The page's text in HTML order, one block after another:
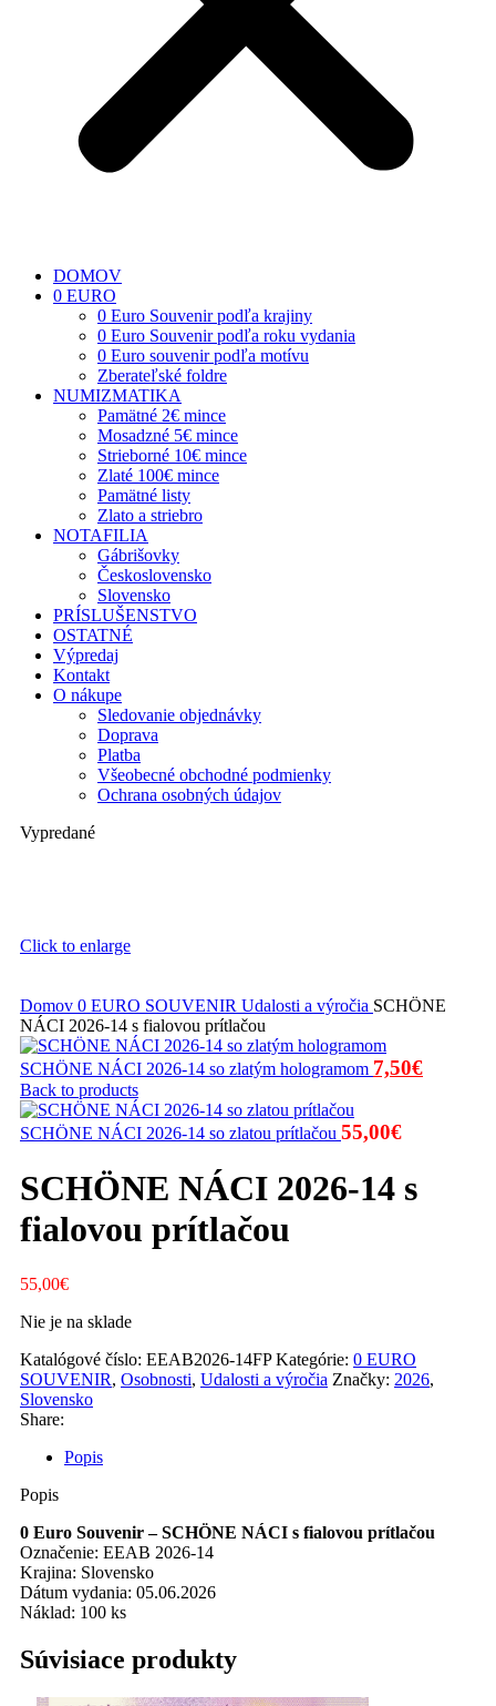
DOMOV
0 EURO
0 Euro Souvenir podľa krajiny
0 Euro Souvenir podľa roku vydania
0 Euro souvenir podľa motívu
Zberateľské foldre
NUMIZMATIKA
Pamätné 2€ mince
Mosadzné 5€ mince
Strieborné 10€ mince
Zlaté 100€ mince
Pamätné listy
Zlato a striebro
NOTAFILIA
Gábrišovky
Československo
Slovensko
PRÍSLUŠENSTVO
OSTATNÉ
Výpredaj
Kontakt
O nákupe
Sledovanie objednávky
Doprava
Platba
Všeobecné obchodné podmienky
Ochrana osobných údajov
Vypredané
Click to enlarge
Domov 0 EURO SOUVENIR Udalosti a výročia SCHÖNE
NÁCI 2026-14 s fialovou prítlačou
SCHÖNE NÁCI 2026-14 so zlatým hologramom Pôvodná
7,90€.
7,50€
Back to products
SCHÖNE NÁCI 2026-14 so zlatou prítlačou 55,00€
SCHÖNE NÁCI 2026-14 s
fialovou prítlačou
55,00€
Nie je na sklade
Katalógové číslo: EEAB2026-14FPKategórie: 0 EURO
SOUVENIR, Osobnosti, Udalosti a výročia Značky: 2026,
Slovensko
Share:
Popis
Popis
0 Euro Souvenir – SCHÖNE NÁCI s fialovou prítlačou
Označenie: EEAB 2026-14
Krajina: Slovensko
Dátum vydania: 05.06.2026
Náklad: 100 ks
Súvisiace produkty